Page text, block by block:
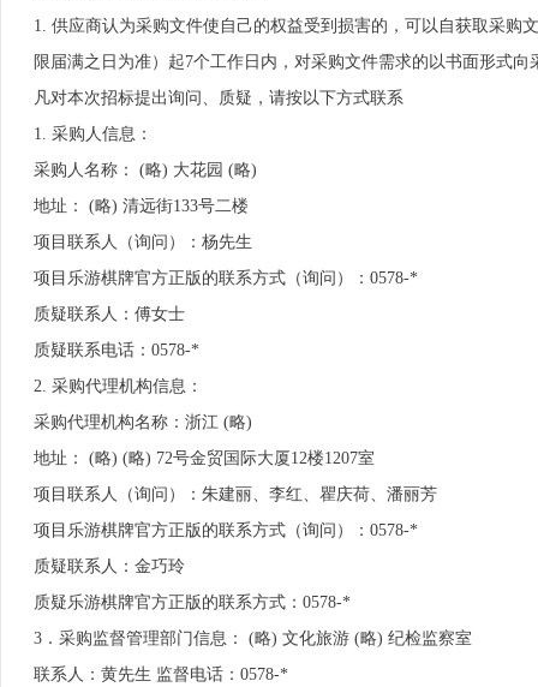
1. 供应商认为采购文件使自己的权益受到损害的，可以自获取采
限届满之日为准）起7个工作日内，对采购文件需求的以书面形式
凡对本次招标提出询问、质疑，请按以下方式联系
1. 采购人信息：
采购人名称： (略) 大花园 (略)
地址： (略) 清远街133号二楼
项目联系人（询问）：杨先生
项目乐游棋牌官方正版的联系方式（询问）：0578-*
质疑联系人：傅女士
质疑联系电话：0578-*
2. 采购代理机构信息：
采购代理机构名称：浙江 (略)
地址： (略) (略) 72号金贸国际大厦12楼1207室
项目联系人（询问）：朱建丽、李红、瞿庆荷、潘丽芳
项目乐游棋牌官方正版的联系方式（询问）：0578-*
质疑联系人：金巧玲
质疑乐游棋牌官方正版的联系方式：0578-*
3．采购监督管理部门信息： (略) 文化旅游 (略) 纪检监察室
联系人：黄先生 监督电话：0578-*